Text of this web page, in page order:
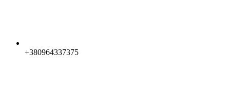
+380964337375